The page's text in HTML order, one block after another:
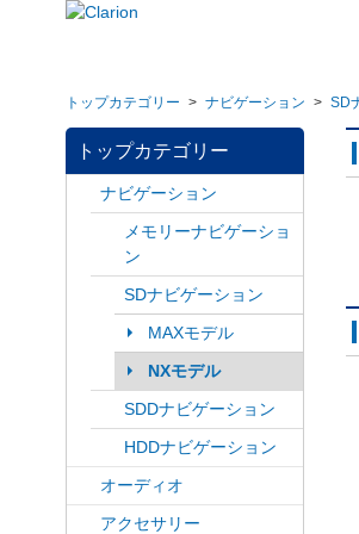
トップカテゴリー > ナビゲーション > SD
トップカテゴリー
ナビゲーション
メモリーナビゲーショ
ン
SDナビゲーション
MAXモデル
NXモデル
SDDナビゲーション
HDDナビゲーション
オーディオ
アクセサリー